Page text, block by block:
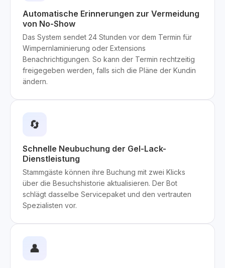
Automatische Erinnerungen zur Vermeidung
von No-Show
Das System sendet 24 Stunden vor dem Termin für
Wimpernlaminierung oder Extensions
Benachrichtigungen. So kann der Termin rechtzeitig
freigegeben werden, falls sich die Pläne der Kundin
ändern.
🔄
Schnelle Neubuchung der Gel-Lack-
Dienstleistung
Stammgäste können ihre Buchung mit zwei Klicks
über die Besuchshistorie aktualisieren. Der Bot
schlägt dasselbe Servicepaket und den vertrauten
Spezialisten vor.
👤